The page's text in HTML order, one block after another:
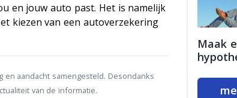
en jouw auto past. Het is namelijk
kiezen van een autoverzekering
en aandacht samengesteld. Desondanks
van de informatie.
Maak